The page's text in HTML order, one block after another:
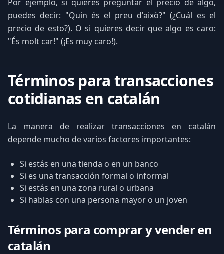
Por ejemplo, si quieres preguntar el precio de algo,
puedes decir: "Quin és el preu d'això?" (¿Cuál es el
precio de esto?). O si quieres decir que algo es caro:
"És molt car!" (¡Es muy caro!).
Términos para transacciones
cotidianas en catalán
La manera de realizar transacciones en catalán
depende mucho de varios factores importantes:
Si estás en una tienda o en un banco
Si es una transacción formal o informal
Si estás en una zona rural o urbana
Si hablas con una persona mayor o un joven
Términos para comprar y vender en
catalán